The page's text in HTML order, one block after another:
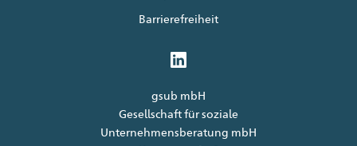
Barrierefreiheit
gsub mbH
Gesellschaft für soziale
Unternehmensberatung mbH